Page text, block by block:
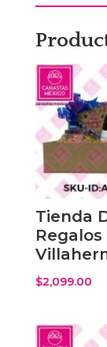
Tienda
Regalos
$2,099.00